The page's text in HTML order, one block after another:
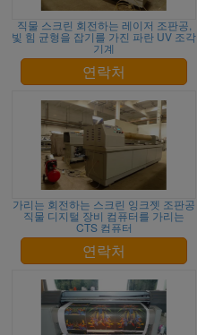
직물 스크린 회전하는 레이저 조판공,
빛 힘 균형을 잡기를 가진 파란 UV 조각
기계
연락처
가리는 회전하는 스크린 잉크젯 조판공
직물 디지털 장비 컴퓨터를 가리는
CTS 컴퓨터
연락처